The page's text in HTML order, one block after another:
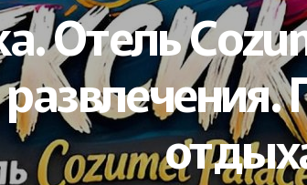
Отель